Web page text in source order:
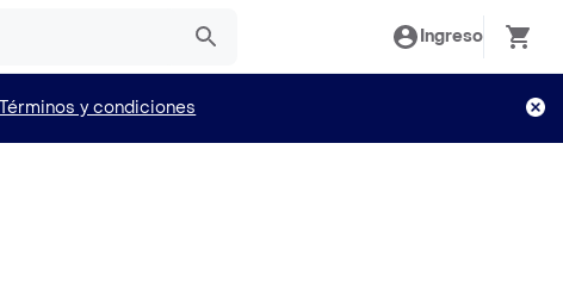
Ingreso
Términos y condiciones